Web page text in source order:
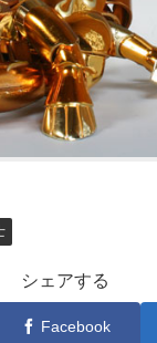
シェアする
Facebook